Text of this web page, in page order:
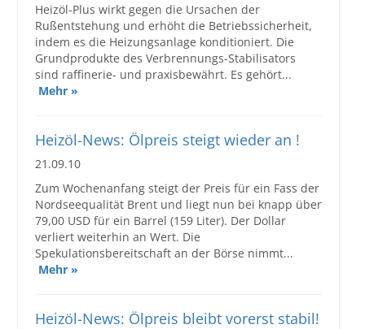
Heizöl-Plus wirkt gegen die Ursachen der
Rußentstehung und erhöht die Betriebssicherheit,
indem es die Heizungsanlage konditioniert. Die
Grundprodukte des Verbrennungs-Stabilisators
sind raffinerie- und praxisbewährt. Es gehört...
Mehr »
Heizöl-News: Ölpreis steigt wieder an !
21.09.10
Zum Wochenanfang steigt der Preis für ein Fass der
Nordseequalität Brent und liegt nun bei knapp über
79,00 USD für ein Barrel (159 Liter). Der Dollar
verliert weiterhin an Wert. Die
Spekulationsbereitschaft an der Börse nimmt...
Mehr »
Heizöl-News: Ölpreis bleibt vorerst stabil!